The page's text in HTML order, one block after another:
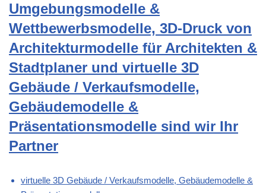
Umgebungsmodelle &
Wettbewerbsmodelle, 3D-Druck von
Architekturmodelle für Architekten &
Stadtplaner und virtuelle 3D
Gebäude / Verkaufsmodelle,
Gebäudemodelle &
Präsentationsmodelle sind wir Ihr
Partner
virtuelle 3D Gebäude / Verkaufsmodelle, Gebäudemodelle &